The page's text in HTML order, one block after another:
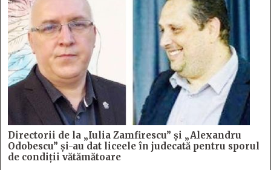
Directorii de la „Iulia Zamfirescu” și „Alexandru
Odobescu” și-au dat liceele în judecată pentru sporul
de condiții vătămătoare